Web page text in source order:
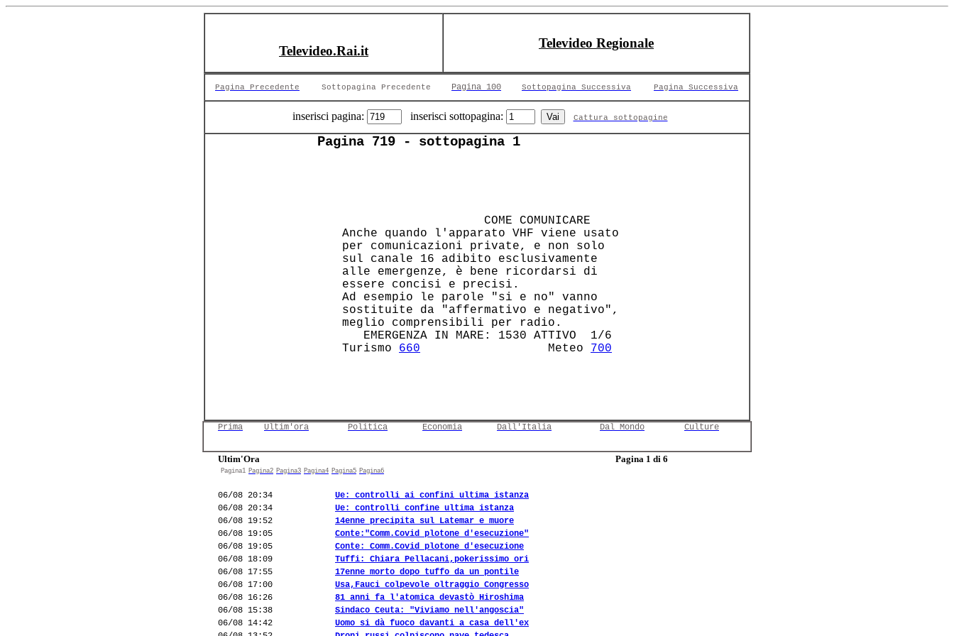
Televideo.Rai.it
Televideo Regionale
Pagina Precedente Sottopagina Precedente Pagina 100 Sottopagina Successiva Pagina Successiva
inserisci pagina: inserisci sottopagina: Cattura sottopagine
Pagina 719 - sottopagina 1
                     COME COMUNICARE
Anche quando l'apparato VHF viene usato
per comunicazioni private, e non solo
sul canale 16 adibito esclusivamente
alle emergenze, è bene ricordarsi di
essere concisi e precisi.
Ad esempio le parole "si e no" vanno
sostituite da "affermativo e negativo",
meglio comprensibili per radio.
    EMERGENZA IN MARE: 1530 ATTIVO  1/6
Turismo 660
                  Meteo
700
Prima Ultim'ora Politica Economia Dall'Italia Dal Mondo Culture
Ultim'Ora Pagina 1 di 6
Pagina1 Pagina2 Pagina3 Pagina4 Pagina5 Pagina6
06/08 20:34
Ue: controlli ai confini ultima istanza
06/08 20:34
Ue: controlli confine ultima istanza
06/08 19:52
14enne precipita sul Latemar e muore
06/08 19:05
Conte:"Comm.Covid plotone d'esecuzione"
06/08 19:05
Conte: Comm.Covid plotone d'esecuzione
06/08 18:09
Tuffi: Chiara Pellacani,pokerissimo ori
06/08 17:55
17enne morto dopo tuffo da un pontile
06/08 17:00
Usa,Fauci colpevole oltraggio Congresso
06/08 16:26
81 anni fa l'atomica devastò Hiroshima
06/08 15:38
Sindaco Ceuta: "Viviamo nell'angoscia"
06/08 14:42
Uomo si dà fuoco davanti a casa dell'ex